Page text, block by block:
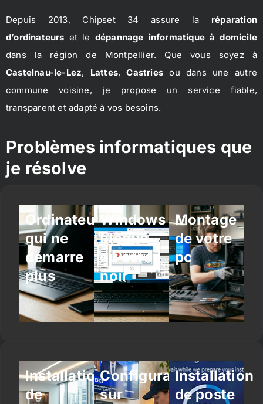
Depuis 2013, Chipset 34 assure la réparation
d’ordinateurs et le dépannage informatique à domicile
dans la région de Montpellier. Que vous soyez à
Castelnau-le-Lez, Lattes,Castries ou dans une autre
commune voisine, je propose un service fiable,
transparent et adapté à vos besoins.
Problèmes informatiques que
je résolve
Ordinateur
qui ne
démarre
plus
Windows
bloqué
ou écran
noir
Montage
de votre
pc
Installation
de
Configuration
sur
Installation
de poste